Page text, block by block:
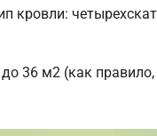
кровли:
36 м2 (как